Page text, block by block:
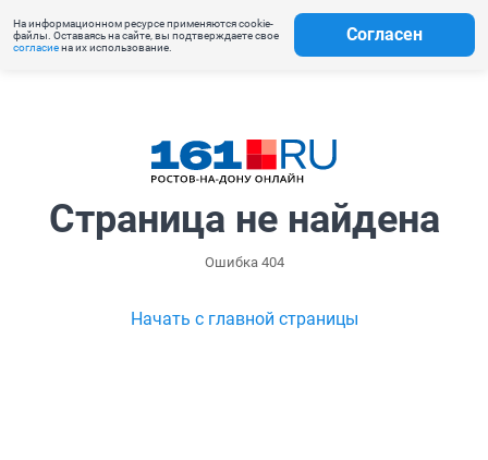
На информационном ресурсе применяются cookie-
файлы. Оставаясь на сайте, вы подтверждаете свое
согласиена их использование.
Согласен
Страница не найдена
Ошибка 404
Начать с главной страницы